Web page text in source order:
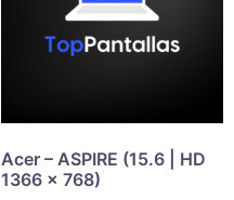
Acer – ASPIRE (15.6 | HD
1366 x 768)